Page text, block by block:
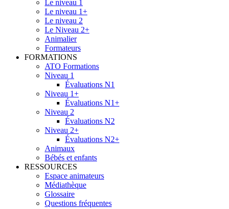
Le niveau 1
Le niveau 1+
Le niveau 2
Le Niveau 2+
Animalier
Formateurs
FORMATIONS
ATO Formations
Niveau 1
Évaluations N1
Niveau 1+
Évaluations N1+
Niveau 2
Évaluations N2
Niveau 2+
Évaluations N2+
Animaux
Bébés et enfants
RESSOURCES
Espace animateurs
Médiathèque
Glossaire
Questions fréquentes